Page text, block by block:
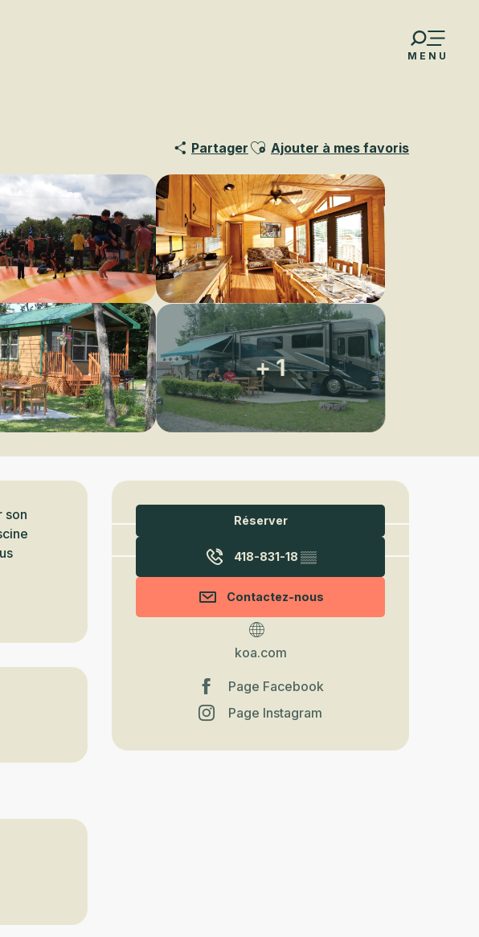
MENU
Partager Ajouter aux favoris
Ajouter à mes favoris
+ 1
Ouverture et coordonnées
Réserver
418-831-18 ▒▒
Contactez-nous
koa.com
Page Facebook
Page Instagram
son